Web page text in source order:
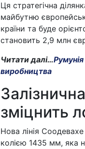
Ця стратегічна
майбутню
країни та буде
становить 2,9 млн
Читати далі…
виробництва
зміцнить
Нова лінія
колією 1435 мм, яка